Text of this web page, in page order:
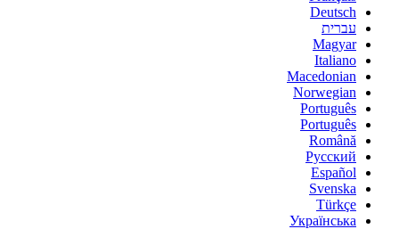
Deutsch
עברית
Magyar
Italiano
Macedonian
Norwegian
Português
Português
Română
Русский
Español
Svenska
Türkçe
Українська